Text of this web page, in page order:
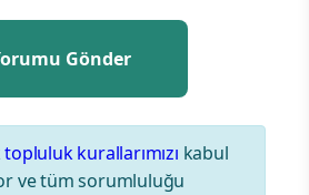
topluluk kurallarımızı kabul
ve tüm sorumluluğu